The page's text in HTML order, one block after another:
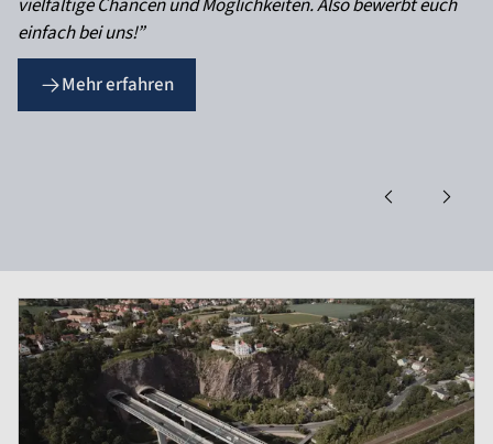
vielfältige Chancen und Möglichkeiten. Also bewerbt euch
einfach bei uns!”
Mehr erfahren